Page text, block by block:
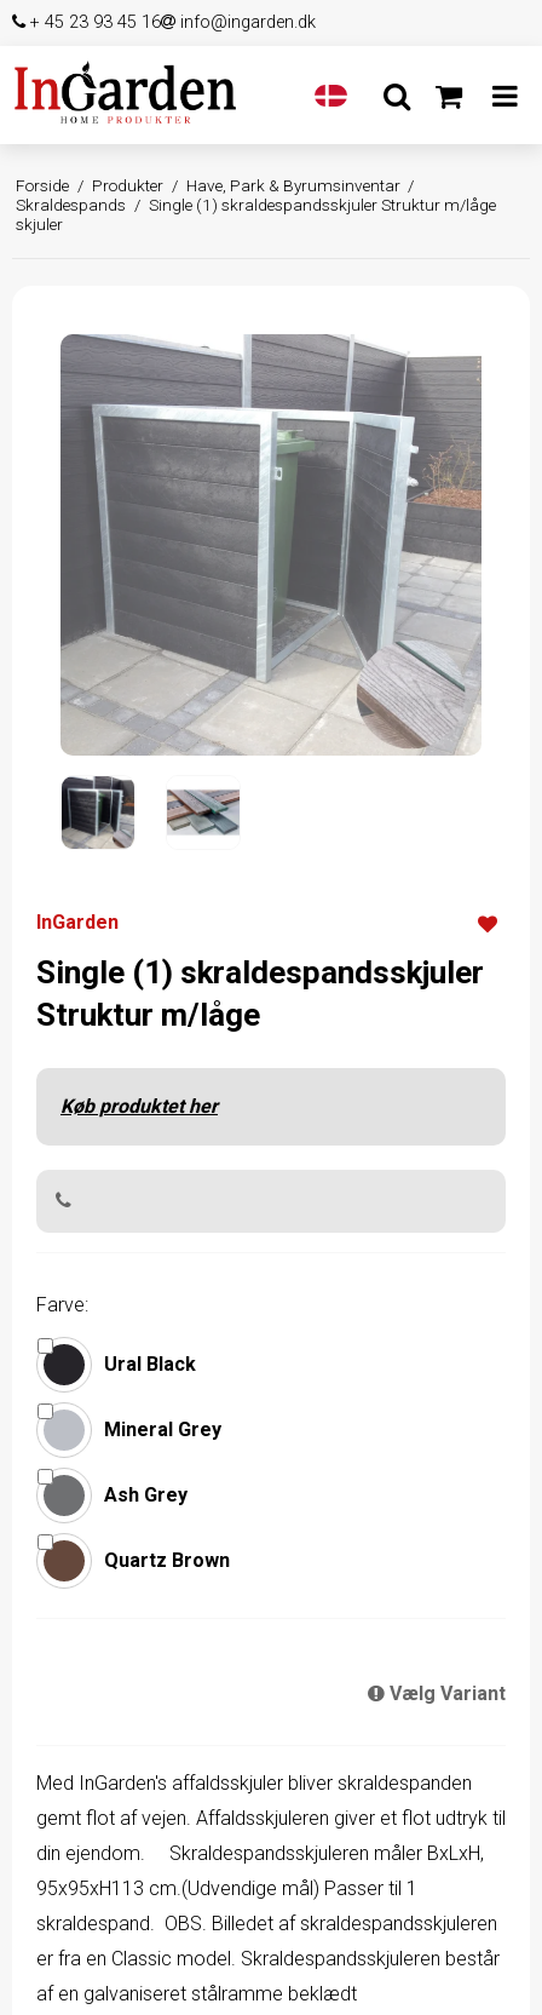
+ 45 23 93 45 16 info@ingarden.dk
Forside / Produkter / Have, Park & Byrumsinventar /
Skraldespands
skjuler
/ Single (1) skraldespandsskjuler Struktur m/låge
InGarden
Single (1) skraldespandsskjuler
Struktur m/låge
Køb produktet her
Farve:
Ural Black
Mineral Grey
Ash Grey
Quartz Brown
Vælg Variant
Med InGarden's affaldsskjuler bliver skraldespanden
gemt flot af vejen. Affaldsskjuleren giver et flot udtryk til
din ejendom. Skraldespandsskjuleren måler BxLxH,
95x95xH113 cm.(Udvendige mål) Passer til 1
skraldespand. OBS. Billedet af skraldespandsskjuleren
er fra en Classic model. Skraldespandsskjuleren består
af en galvaniseret stålramme beklædt